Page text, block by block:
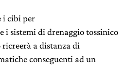
i cibi per
i sistemi di drenaggio tossinico
a distanza di
conseguenti ad un